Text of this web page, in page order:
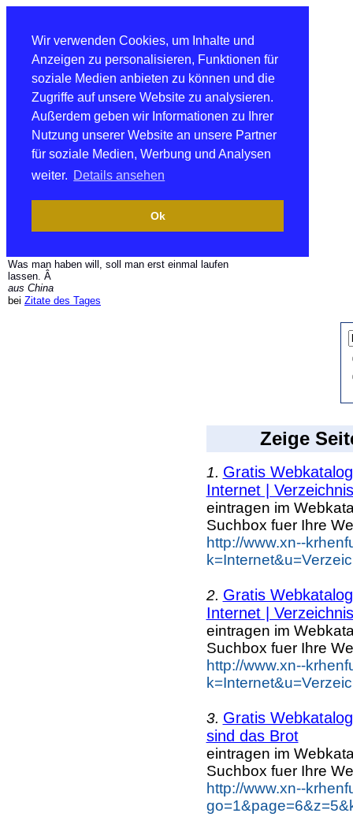
Wir verwenden Cookies, um Inhalte und
Anzeigen zu personalisieren, Funktionen für
soziale Medien anbieten zu können und die
Zugriffe auf unsere Website zu analysieren.
Außerdem geben wir Informationen zu Ihrer
Nutzung unserer Website an unsere Partner
für soziale Medien, Werbung und Analysen
weiter. Details ansehen
Ok
Was man haben will, soll man erst einmal laufen
lassen. Â
aus China
bei Zitate des Tages
Zeige
1. Gratis
Internet | Verzeichnis
eintragen im
Suchbox fuer Ihre
http://www.xn--
2. Gratis
Internet | Verzeichnis
eintragen im
Suchbox fuer Ihre
http://www.xn--
3. Gratis
sind das Brot
eintragen im
Suchbox fuer Ihre
http://www.xn--